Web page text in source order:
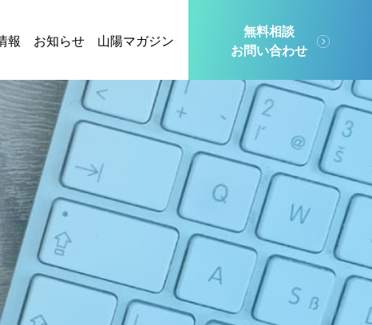
報 お知らせ 山陽マガジン
無料相談
お問い合わせ